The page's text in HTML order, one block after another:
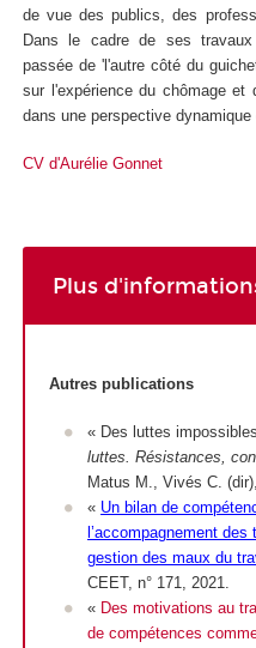
de vue des publics, des
Dans le cadre de ses
passée de 'l'autre côté du
sur l'expérience du chômage et
dans une perspective dynamique
CV d'Aurélie Gonnet
Plus
Autres publications
« Des luttes
luttes. Résistances,
Matus M., Vivés C.
« Un bilan de
l’accompagnement
gestion des maux du
CEET, n° 171, 2021.
« Des motivations au
de compétences